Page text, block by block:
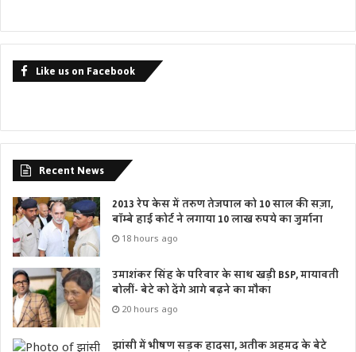
Like us on Facebook
Recent News
2013 रेप केस में तरुण तेजपाल को 10 साल की सज़ा,
बॉम्बे हाई कोर्ट ने लगाया 10 लाख रुपये का जुर्माना
18 hours ago
उमाशंकर सिंह के परिवार के साथ खड़ी BSP, मायावती
बोलीं- बेटे को देंगे आगे बढ़ने का मौका
20 hours ago
झांसी में भीषण सड़क हादसा, अतीक अहमद के बेटे